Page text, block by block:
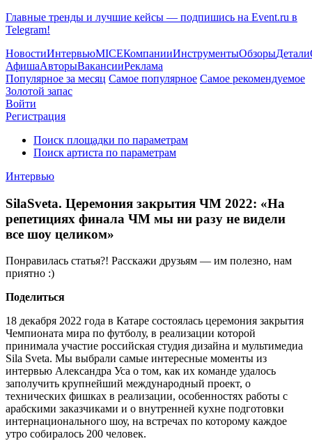
Главные тренды и лучшие кейсы — подпишись на Event.ru в
Telegram!
НовостиИнтервьюMICEКомпанииИнструментыОбзорыДетали
АфишаАвторыВакансииРеклама
Популярное за месяц Самое популярное Самое рекомендуемое
Золотой запас
Войти
Регистрация
Поиск площадки по параметрам
Поиск артиста по параметрам
Интервью
SilaSveta. Церемония закрытия ЧМ 2022: «На
репетициях финала ЧМ мы ни разу не видели
все шоу целиком»
Понравилась статья?! Расскажи друзьям — им полезно, нам
приятно :)
Поделиться
18 декабря 2022 года в Катаре состоялась церемония закрытия
Чемпионата мира по футболу, в реализации которой
принимала участие российская студия дизайна и мультимедиа
Sila Sveta. Мы выбрали самые интересные моменты из
интервью Александра Уса о том, как их команде удалось
заполучить крупнейший международный проект, о
технических фишках в реализации, особенностях работы с
арабскими заказчиками и о внутренней кухне подготовки
интернационального шоу, на встречах по которому каждое
утро собиралось 200 человек.